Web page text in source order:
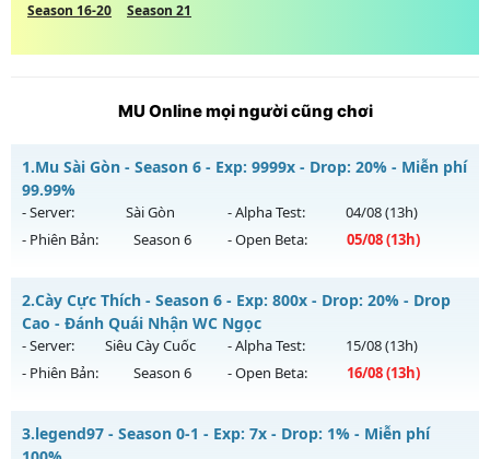
Season 16-20
Season 21
MU Online mọi người cũng chơi
1.Mu Sài Gòn - Season 6 - Exp: 9999x - Drop: 20% - Miễn phí
99.99%
- Server: Sài Gòn - Alpha Test: 04/08(13h)
- Phiên Bản:
Season 6 - Open Beta: 05/08(13h)
Mu Sài Gòn - Miễn phí 99.99%
Mu mới ra tháng 08 2026 - Mở máy chủ
ngày 05/08/2626
Exp: 9999x - Drop: 20%
Thể loại: Mu Custom thêm đồ mới
2.Cày Cực Thích - Season 6 - Exp: 800x - Drop: 20% - Drop
Cao - Đánh Quái Nhận WC Ngọc
- Server: Siêu Cày Cuốc - Alpha Test: 15/08(13h)
- Phiên Bản:
Season 6 - Open Beta: 16/08(13h)
Cày Cực Thích - Drop Cao - Đánh Quái Nhận WC Ngọc
3.legend97 - Season 0-1 - Exp: 7x - Drop: 1% - Miễn phí